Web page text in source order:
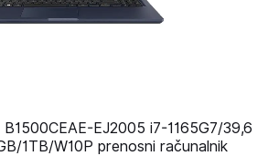
EJ2005 i7-1165G7/39,6
1TB/W10P prenosni računalnik